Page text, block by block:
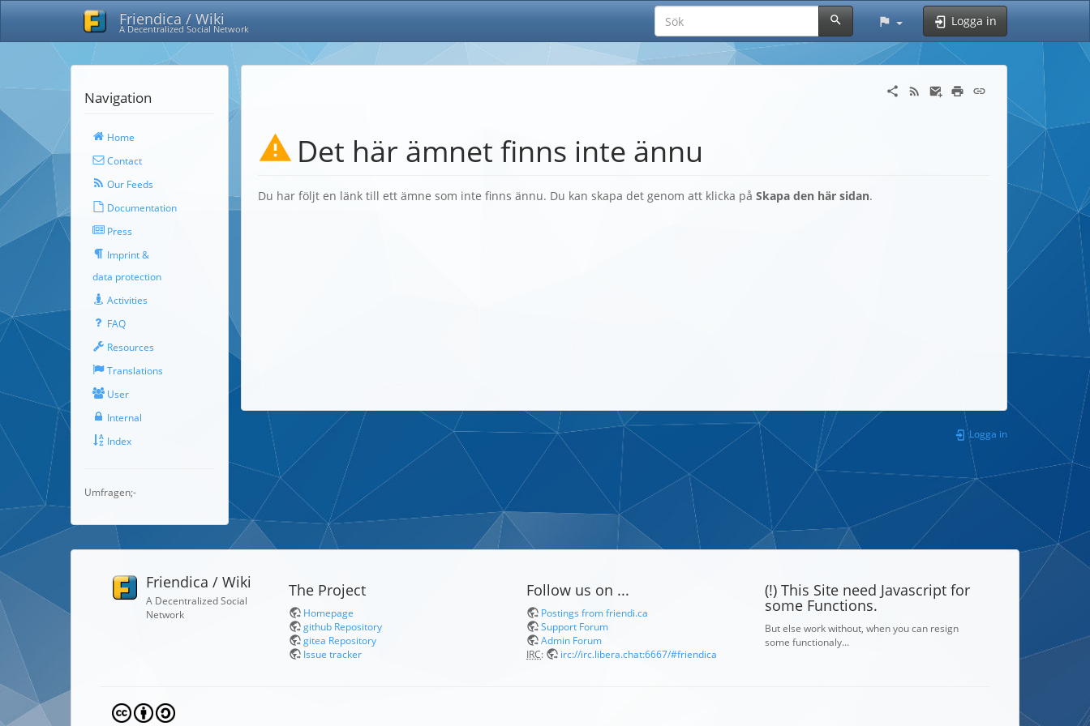
Friendica / Wiki
A Decentralized Social Network
Logga in
Navigation
Home
Contact
Our Feeds
Documentation
Press
Imprint &
data protection
Activities
FAQ
Resources
Translations
User
Internal
Index
Umfragen;-
Det här ämnet finns inte ännu
Du har följt en länk till ett ämne som inte finns ännu. Du kan skapa det genom att klicka på Skapa den här sidan.
Logga in
Friendica / Wiki
A Decentralized Social
Network
The Project
Homepage
github Repository
gitea Repository
Issue tracker
Follow us on ...
Postings from friendi.ca
Support Forum
Admin Forum
IRC: irc://irc.libera.chat:6667/#friendica
(!) This Site need Javascript for
some Functions.
But else work without, when you can resign
some functionaly…